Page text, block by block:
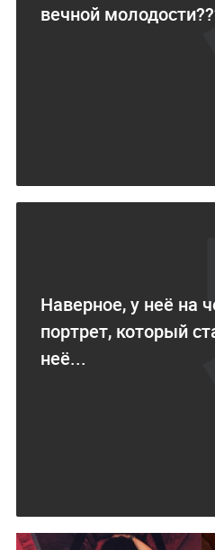
вечной
Наверное, у неё на
портрет, который
неё...